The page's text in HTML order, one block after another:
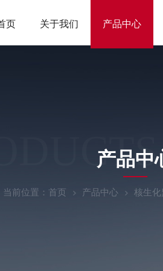
页 关于我们 产品中心
产品中
当前位置： 首页 产品中心 核生